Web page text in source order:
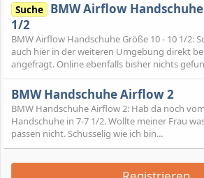
Suche BMW Airflow Handschuhe
1/2
BMW Airflow Handschuhe Größe 10 - 10 1/2:
auch hier in der weiteren Umgebung direkt
angefragt. Online ebenfalls bisher nichts
BMW Handschuhe Airflow 2
BMW Handschuhe Airflow 2: Hab da noch
Handschuhe in 7-7 1/2. Wollte meiner Frau
passen nicht. Schusselig wie ich bin...